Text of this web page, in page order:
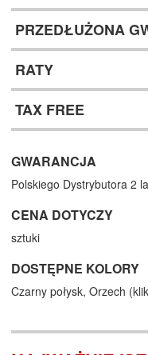
PRZEDŁUŻONA
RATY
TAX FREE
GWARANCJA
Polskiego Dystrybutora 2
CENA DOTYCZY
sztuki
DOSTĘPNE KOLORY
Czarny połysk, Orzech (